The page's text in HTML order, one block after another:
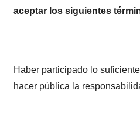
aceptar los siguientes
Haber participado lo
hacer pública la